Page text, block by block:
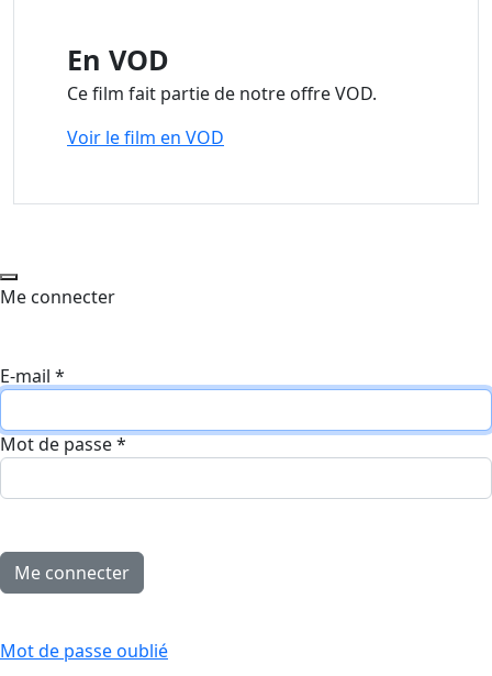
En VOD
Ce film fait partie de notre offre VOD.
Voir le film en VOD
Me connecter
E-mail *
Mot de passe*
Mot de passe oublié